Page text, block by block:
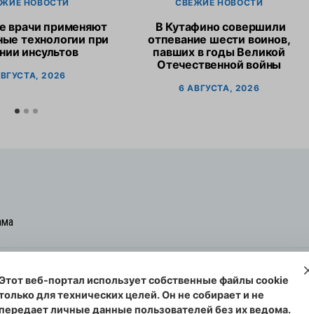
НОВОСТИ
врачи применяют
технологии при
инсультов
2026
СВЕЖИЕ НОВОСТИ
В Кутафино совершили
отпевание шести воинов,
павших в годы Великой
Отечественной войны
6 АВГУСТА, 2026
cреда-плюс, 2021-2026
от 29 октября 2013 г.
веб-портал использует собственные файлы cookie
для технических целей. Он не собирает и не
личные данные пользователей без их ведома.